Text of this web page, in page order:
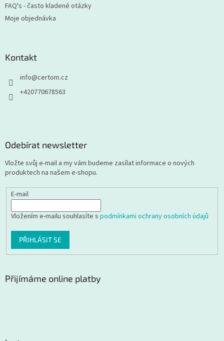
FAQ's - často kladené otázky
Moje objednávka
Kontakt
info@certom.cz
+420770678563
Odebírat newsletter
Vložte svůj e-mail a my vám budeme zasílat informace o nových
produktech na našem e-shopu.
E-mail
Vložením e-mailu souhlasíte s podmínkami ochrany osobních údajů
PŘIHLÁSIT SE
Přijímáme online platby